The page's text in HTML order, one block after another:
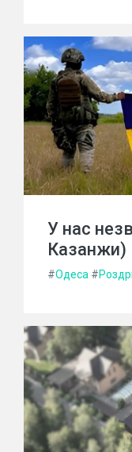
У нас
Казанжи)
#Одеса #